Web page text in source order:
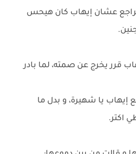
عشان إيهاب كان هيحس
قرر يخرج عن صمته، لما بادر
يا شهيرة، و بدل ما
اكتر.